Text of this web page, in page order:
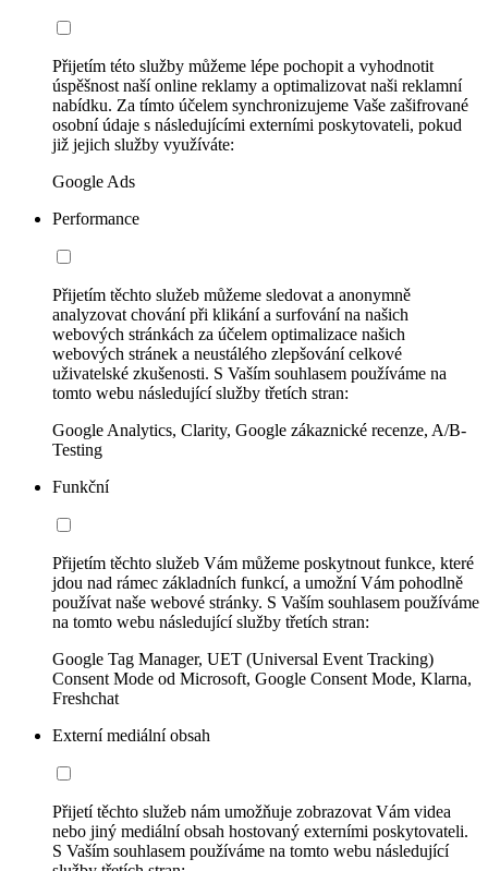
Přijetím této služby můžeme lépe pochopit a vyhodnotit
úspěšnost naší online reklamy a optimalizovat naši reklamní
nabídku. Za tímto účelem synchronizujeme Vaše zašifrované
osobní údaje s následujícími externími poskytovateli, pokud
již jejich služby využíváte:
Google Ads
Performance
Přijetím těchto služeb můžeme sledovat a anonymně
analyzovat chování při klikání a surfování na našich
webových stránkách za účelem optimalizace našich
webových stránek a neustálého zlepšování celkové
uživatelské zkušenosti. S Vaším souhlasem používáme na
tomto webu následující služby třetích stran:
Google Analytics, Clarity, Google zákaznické recenze, A/B-
Testing
Funkční
Přijetím těchto služeb Vám můžeme poskytnout funkce, které
jdou nad rámec základních funkcí, a umožní Vám pohodlně
používat naše webové stránky. S Vaším souhlasem používáme
na tomto webu následující služby třetích stran:
Google Tag Manager, UET (Universal Event Tracking)
Consent Mode od Microsoft, Google Consent Mode, Klarna,
Freshchat
Externí mediální obsah
Přijetí těchto služeb nám umožňuje zobrazovat Vám videa
nebo jiný mediální obsah hostovaný externími poskytovateli.
S Vaším souhlasem používáme na tomto webu následující